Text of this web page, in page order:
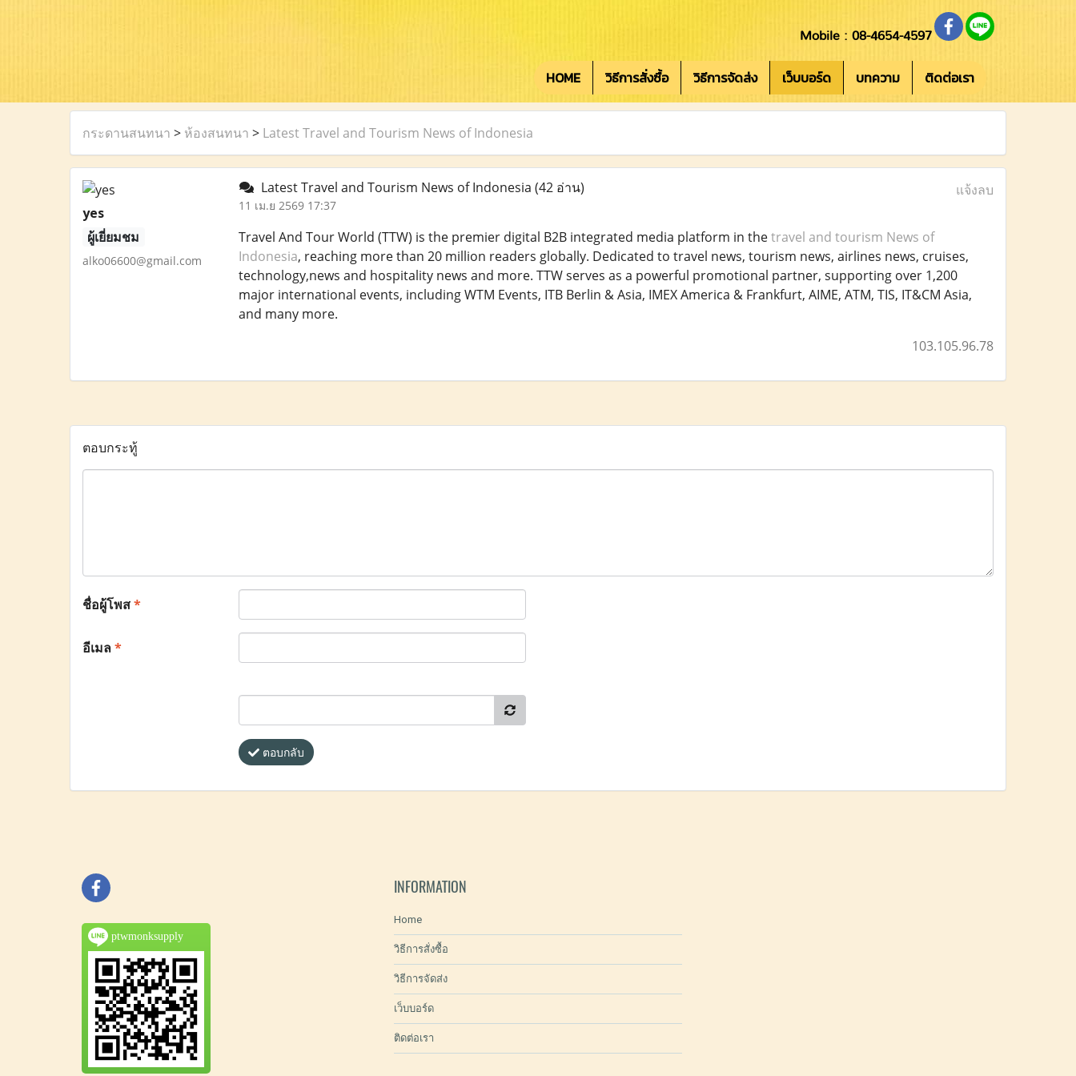
Mobile : 08-4654-4597
HOME วิธีการสั่งซื้อ วิธีการจัดส่ง เว็บบอร์ด บทความ ติดต่อเรา
กระดานสนทนา > ห้องสนทนา > Latest Travel and Tourism News of Indonesia
yes
ผู้เยี่ยมชม
alko06600@gmail.com
Latest Travel and Tourism News of Indonesia (42 อ่าน)
11 เม.ย 2569 17:37
แจ้งลบ
Travel And Tour World (TTW) is the premier digital B2B integrated media platform in thetravel and tourism News of
Indonesia, reaching more than 20 million readers globally. Dedicated to travel news, tourism news, airlines news, cruises,
technology,news and hospitality news and more. TTW serves as a powerful promotional partner, supporting over 1,200
major international events, including WTM Events, ITB Berlin & Asia, IMEX America & Frankfurt, AIME, ATM, TIS, IT&CM Asia,
and many more.
103.105.96.78
ตอบกระทู้
ชื่อผู้โพส*
อีเมล*
ตอบกลับ
ptwmonksupply
INFORMATION
Home
วิธีการสั่งซื้อ
วิธีการจัดส่ง
เว็บบอร์ด
ติดต่อเรา